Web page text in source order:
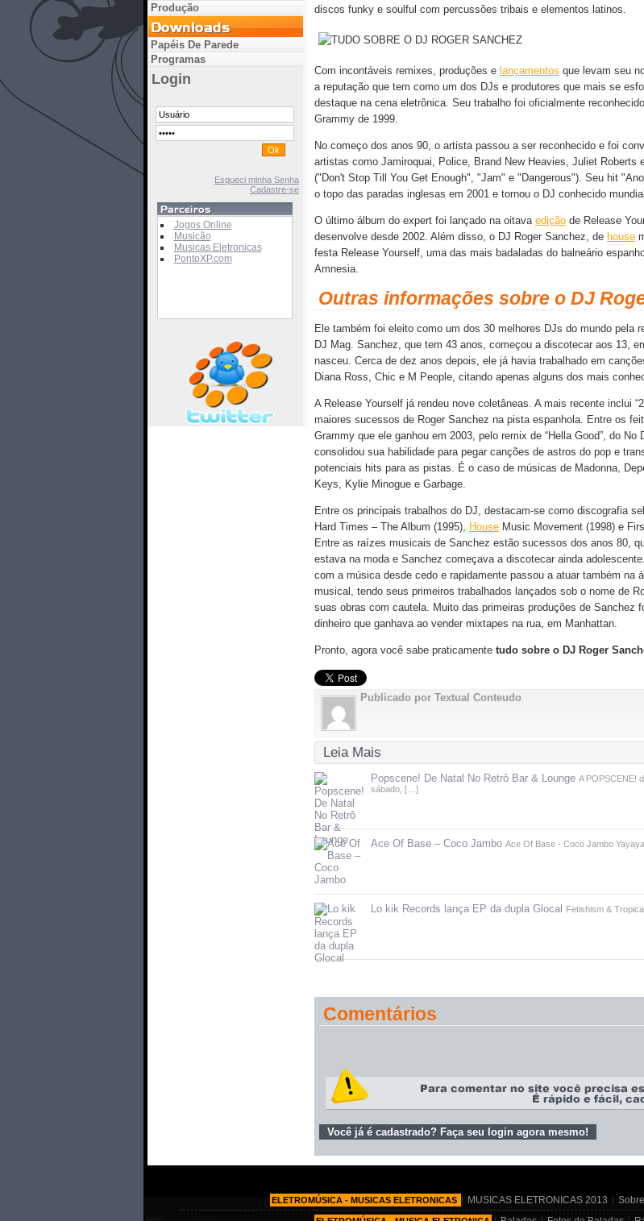
discos funky e soulful com percussões tribais e elementos latinos.
Com incontáveis remixes, produções e lançamentos que levam seu
a reputação que tem como um dos DJs e produtores que mais se
destaque na cena eletrônica. Seu trabalho foi oficialmente
Grammy de 1999.
No começo dos anos 90, o artista passou a ser reconhecido e foi
artistas como Jamiroquai, Police, Brand New Heavies, Juliet Roberts
("Don't Stop Till You Get Enough", "Jam" e "Dangerous"). Seu hit
o topo das paradas inglesas em 2001 e tornou o DJ conhecido
O último álbum do expert foi lançado na oitava edição de Release
desenvolve desde 2002. Além disso, o DJ Roger Sanchez, de house
festa Release Yourself, uma das mais badaladas do balneário
Amnesia.
Outras informações sobre o DJ
Ele também foi eleito como um dos 30 melhores DJs do mundo pela
DJ Mag. Sanchez, que tem 43 anos, começou a discotecar aos 13,
nasceu. Cerca de dez anos depois, ele já havia trabalhado em
Diana Ross, Chic e M People, citando apenas alguns dos mais
A Release Yourself já rendeu nove coletâneas. A mais recente inclui
maiores sucessos de Roger Sanchez na pista espanhola. Entre os
Grammy que ele ganhou em 2003, pelo remix de “Hella Good”, do No
consolidou sua habilidade para pegar canções de astros do pop e
potenciais hits para as pistas. É o caso de músicas de Madonna,
Keys, Kylie Minogue e Garbage.
Entre os principais trabalhos do DJ, destacam-se como discografia
Hard Times – The Album (1995), House Music Movement (1998) e
Entre as raízes musicais de Sanchez estão sucessos dos anos 80,
estava na moda e Sanchez começava a discotecar ainda
com a música desde cedo e rapidamente passou a atuar também na
musical, tendo seus primeiros trabalhados lançados sob o nome de
suas obras com cautela. Muito das primeiras produções de Sanchez
dinheiro que ganhava ao vender mixtapes na rua, em Manhattan.
Pronto, agora você sabe praticamente tudo sobre o DJ Roger
Publicado por Textual Conteudo
Leia Mais
Popscene! De Natal No Retrô Bar & Lounge A POPSCENE!
sábado, […]
Ace Of Base – Coco Jambo Ace Of Base - Coco Jambo
Lo kik Records lança EP da dupla Glocal Fetishism &
Comentários
Você já é cadastrado? Faça seu login agora mesmo!
Produção
Papéis De Parede
Programas
Login
Esqueci minha Senha
Cadastre-se
Jogos Online
Musicão
Musicas Eletronicas
PontoXP.com
ELETROMÚSICA - MUSICAS ELETRONICAS MUSICAS ELETRONICAS 2013 Sobre